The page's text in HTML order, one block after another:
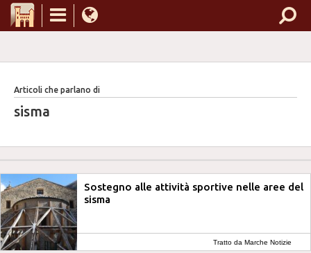
Articoli che parlano di
sisma
Sostegno alle attività sportive nelle aree del
sisma
Tratto da Marche Notizie